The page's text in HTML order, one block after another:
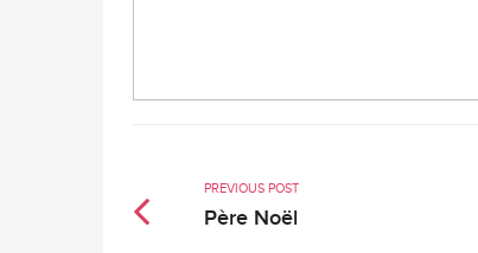
PREVIOUS POST
Père Noël